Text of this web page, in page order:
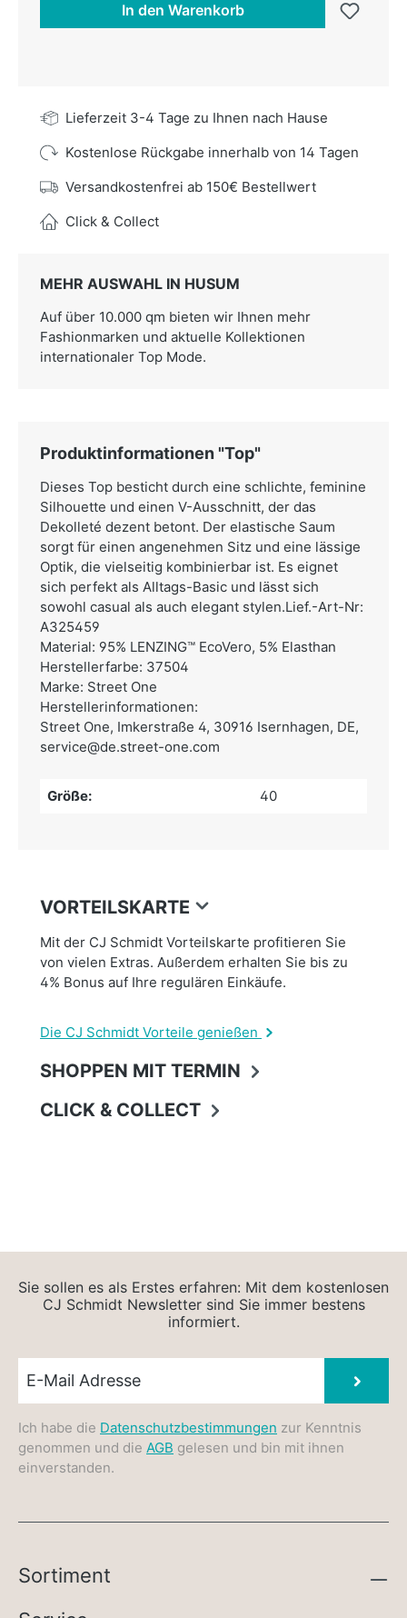
In den Warenkorb
Lieferzeit 3-4 Tage zu Ihnen nach Hause
Kostenlose Rückgabe innerhalb von 14 Tagen
Versandkostenfrei ab 150€ Bestellwert
Click & Collect
MEHR AUSWAHL IN HUSUM
Auf über 10.000 qm bieten wir Ihnen mehr
Fashionmarken und aktuelle Kollektionen
internationaler Top Mode.
Produktinformationen "Top"
Dieses Top besticht durch eine schlichte, feminine
Silhouette und einen V-Ausschnitt, der das
Dekolleté dezent betont. Der elastische Saum
sorgt für einen angenehmen Sitz und eine lässige
Optik, die vielseitig kombinierbar ist. Es eignet
sich perfekt als Alltags-Basic und lässt sich
sowohl casual als auch elegant stylen.Lief.-Art-Nr:
A325459
Material: 95% LENZING™ EcoVero, 5% Elasthan
Herstellerfarbe: 37504
Marke: Street One
Herstellerinformationen:
Street One, Imkerstraße 4, 30916 Isernhagen, DE,
service@de.street-one.com
Größe: 40
VORTEILSKARTE
Mit der CJ Schmidt Vorteilskarte profitieren Sie
von vielen Extras. Außerdem erhalten Sie bis zu
4% Bonus auf Ihre regulären Einkäufe.
Die CJ Schmidt Vorteile genießen
SHOPPEN MIT TERMIN
CLICK & COLLECT
Sie sollen es als Erstes erfahren: Mit dem kostenlosen
CJ Schmidt Newsletter sind Sie immer bestens
informiert.
Ich habe die Datenschutzbestimmungen zur Kenntnis
genommen und die AGB gelesen und bin mit ihnen
einverstanden.
Sortiment